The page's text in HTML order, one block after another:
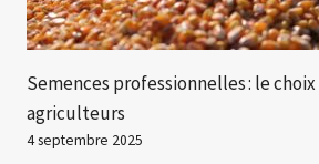
Semences professionnelles : le
agriculteurs
4 septembre 2025